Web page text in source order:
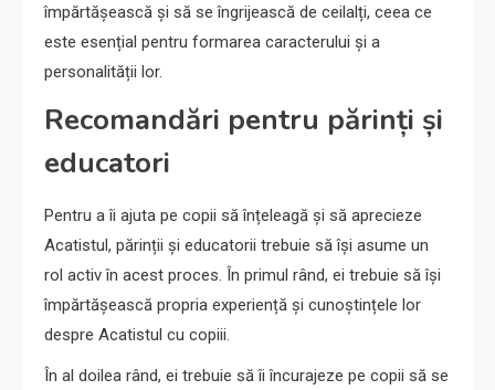
împărtășească și să se îngrijească de ceilalți, ceea ce
este esențial pentru formarea caracterului și a
personalității lor.
Recomandări pentru părinți și
educatori
Pentru a îi ajuta pe copii să înțeleagă și să aprecieze
Acatistul, părinții și educatorii trebuie să își asume un
rol activ în acest proces. În primul rând, ei trebuie să își
împărtășească propria experiență și cunoștințele lor
despre Acatistul cu copiii.
În al doilea rând, ei trebuie să îi încurajeze pe copii să se